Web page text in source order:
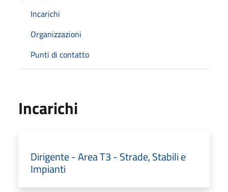
Incarichi
Organizzazioni
Punti di contatto
Incarichi
Dirigente - Area T3 - Strade, Stabili e
Impianti